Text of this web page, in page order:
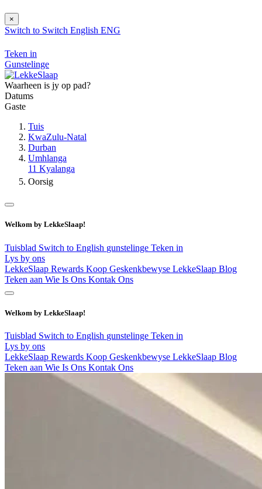
×
Switch to Switch English ENG
Teken in
Gunstelinge
Waarheen is jy op pad?
Datums
Gaste
Tuis
KwaZulu-Natal
Durban
Umhlanga
11 Kyalanga
Oorsig
Welkom by LekkeSlaap!
Tuisblad Switch to English gunstelinge Teken in
Lys by ons
LekkeSlaap Rewards Koop Geskenkbewyse LekkeSlaap Blog
Teken aan Wie Is Ons Kontak Ons
Welkom by LekkeSlaap!
Tuisblad Switch to English gunstelinge Teken in
Lys by ons
LekkeSlaap Rewards Koop Geskenkbewyse LekkeSlaap Blog
Teken aan Wie Is Ons Kontak Ons